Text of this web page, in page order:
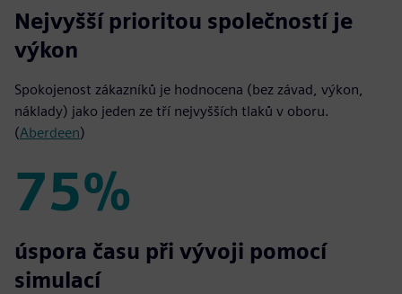
41%
Nejvyšší prioritou společností je
výkon
Spokojenost zákazníků je hodnocena (bez závad, výkon,
náklady) jako jeden ze tří nejvyšších tlaků v oboru.
(Aberdeen)
75%
75%
úspora času při vývoji pomocí
simulací